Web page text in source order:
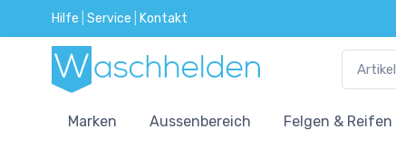
Hilfe Service Kontakt
Marken Aussenbereich Felgen & Reifen